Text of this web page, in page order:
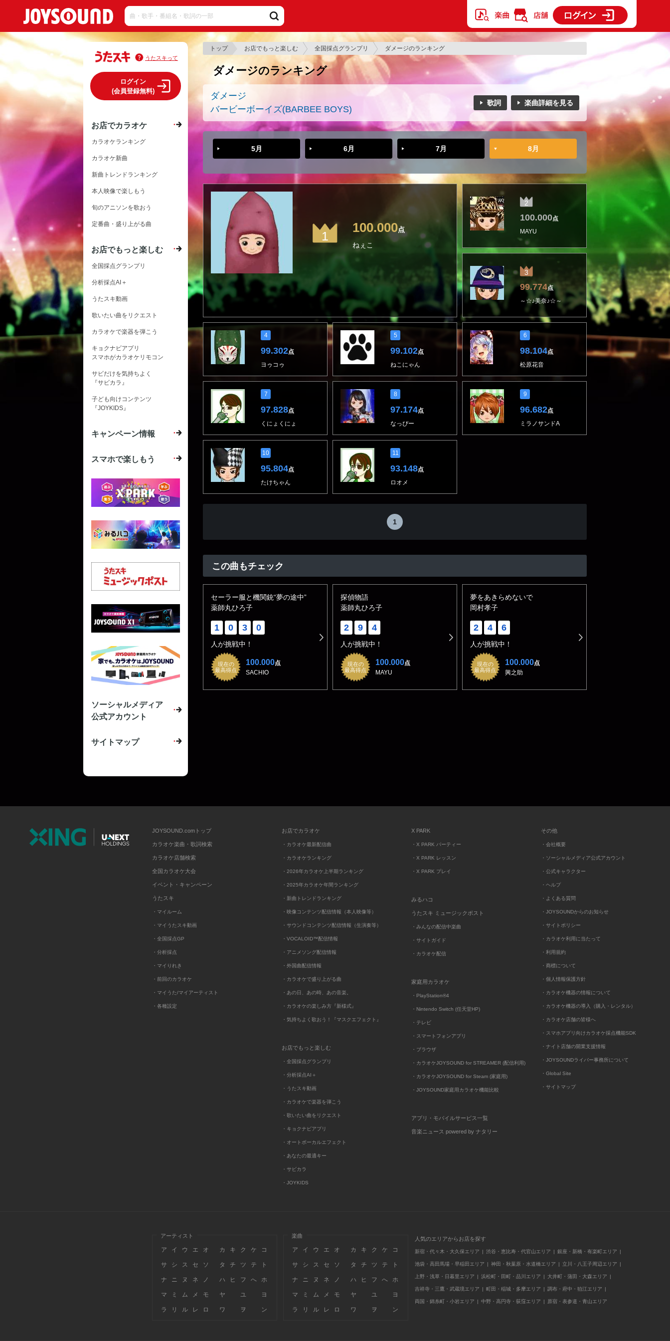
トップ お店でもっと楽しむ 全国採点グランプリ ダメージのランキング
ダメージのランキング
ダメージ
バービーボーイズ(BARBEE BOYS)
歌詞 楽曲詳細を見る
5月 6月 7月 8月
1
100.000点
ねぇこ
2
100.000点
MAYU
3
99.774点
～☆♪美奈♪☆～
4
99.302点
ヨゥコゥ
5
99.102点
ねこにゃん
6
98.104点
松原花音
7
97.828点
くにょくにょ
8
97.174点
なっぴー
9
96.682点
ミラノサンドA
10
95.804点
たけちゃん
11
93.148点
ロオメ
1
この曲もチェック
セーラー服と機関銃“夢の途中”
薬師丸ひろ子
1 0 3 0
人が挑戦中！
現在の
最高得点
100.000点
SACHIO
探偵物語
薬師丸ひろ子
2 9 4
人が挑戦中！
現在の
最高得点
100.000点
MAYU
夢をあきらめないで
岡村孝子
2 4 6
人が挑戦中！
現在の
最高得点
100.000点
興之助
うたスキって
ログイン
(会員登録無料)
お店でカラオケ
カラオケランキング
カラオケ新曲
新曲トレンドランキング
本人映像で楽しもう
旬のアニソンを歌おう
定番曲・盛り上がる曲
お店でもっと楽しむ
全国採点グランプリ
分析採点AI＋
うたスキ動画
歌いたい曲をリクエスト
カラオケで楽器を弾こう
キョクナビアプリ
スマホがカラオケリモコン
サビだけを気持ちよく
『サビカラ』
子ども向けコンテンツ
『JOYKIDS』
キャンペーン情報
スマホで楽しもう
ソーシャルメディア
公式アカウント
サイトマップ
JOYSOUND.comトップ
カラオケ楽曲・歌詞検索
カラオケ店舗検索
全国カラオケ大会
イベント・キャンペーン
うたスキ
・マイルーム
・マイうたスキ動画
・全国採点GP
・分析採点
・マイりれき
・前回のカラオケ
・マイうた/マイアーティスト
・各種設定
お店でカラオケ
・カラオケ最新配信曲
・カラオケランキング
・2026年カラオケ上半期ランキング
・2025年カラオケ年間ランキング
・新曲トレンドランキング
・映像コンテンツ配信情報（本人映像等）
・サウンドコンテンツ配信情報（生演奏等）
・VOCALOID™配信情報
・アニメソング配信情報
・外国曲配信情報
・カラオケで盛り上がる曲
・あの日、あの時、あの音楽。
・カラオケの楽しみ方『新様式』
・気持ちよく歌おう！『マスクエフェクト』
お店でもっと楽しむ
・全国採点グランプリ
・分析採点AI＋
・うたスキ動画
・カラオケで楽器を弾こう
・歌いたい曲をリクエスト
・キョクナビアプリ
・オートボーカルエフェクト
・あなたの最適キー
・サビカラ
・JOYKIDS
X PARK
・X PARK パーティー
・X PARK レッスン
・X PARK プレイ
みるハコ
うたスキ ミュージックポスト
・みんなの配信中楽曲
・サイトガイド
・カラオケ配信
家庭用カラオケ
・PlayStation®4
・Nintendo Switch (任天堂HP)
・テレビ
・スマートフォンアプリ
・ブラウザ
・カラオケJOYSOUND for STREAMER (配信利用)
・カラオケJOYSOUND for Steam (家庭用)
・JOYSOUND家庭用カラオケ機能比較
アプリ・モバイルサービス一覧
音楽ニュース powered by ナタリー
その他
・会社概要
・ソーシャルメディア公式アカウント
・公式キャラクター
・ヘルプ
・よくある質問
・JOYSOUNDからのお知らせ
・サイトポリシー
・カラオケ利用に当たって
・利用規約
・商標について
・個人情報保護方針
・カラオケ機器の情報について
・カラオケ機器の導入（購入・レンタル）
・カラオケ店舗の皆様へ
・スマホアプリ向けカラオケ採点機能SDK
・ナイト店舗の開業支援情報
・JOYSOUNDライバー事務所について
・Global Site
・サイトマップ
アーティスト
ア イ ウ エ オ カ キ ク ケ コ
サ シ ス セ ソ タ チ ツ テ ト
ナ ニ ヌ ネ ノ ハ ヒ フ へ ホ
マ ミ ム メ モ ヤ ユ ヨ
ラ リ ル レ ロ ワ ヲ ン
楽曲
ア イ ウ エ オ カ キ ク ケ コ
サ シ ス セ ソ タ チ ツ テ ト
ナ ニ ヌ ネ ノ ハ ヒ フ へ ホ
マ ミ ム メ モ ヤ ユ ヨ
ラ リ ル レ ロ ワ ヲ ン
人気のエリアからお店を探す
新宿・代々木・大久保エリア 渋谷・恵比寿・代官山エリア 銀座・新橋・有楽町エリア
池袋・高田馬場・早稲田エリア 神田・秋葉原・水道橋エリア 立川・八王子周辺エリア
上野・浅草・日暮里エリア 浜松町・田町・品川エリア 大井町・蒲田・大森エリア
吉祥寺・三鷹・武蔵境エリア 町田・稲城・多摩エリア 調布・府中・狛江エリア
両国・錦糸町・小岩エリア 中野・高円寺・荻窪エリア 原宿・表参道・青山エリア